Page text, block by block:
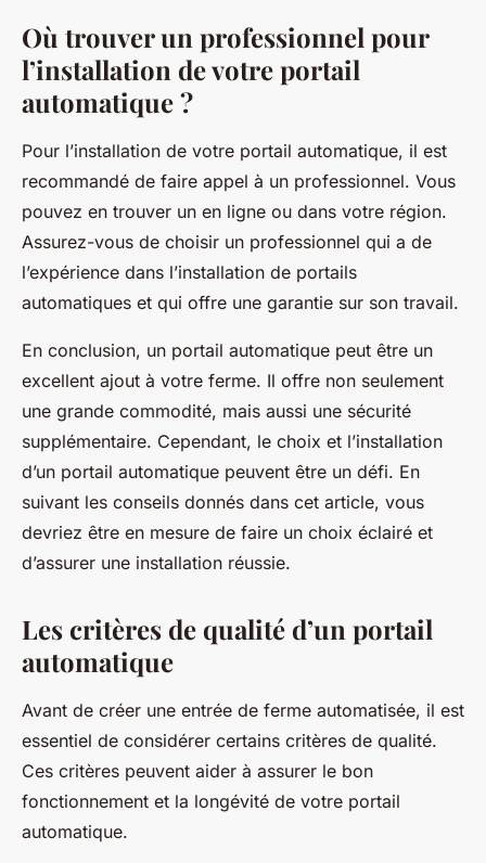
Où trouver un professionnel pour
l’installation de votre portail
automatique ?
Pour l’installation de votre portail automatique, il est
recommandé de faire appel à un professionnel. Vous
pouvez en trouver un en ligne ou dans votre région.
Assurez-vous de choisir un professionnel qui a de
l’expérience dans l’installation de portails
automatiques et qui offre une garantie sur son travail.
En conclusion, un portail automatique peut être un
excellent ajout à votre ferme. Il offre non seulement
une grande commodité, mais aussi une sécurité
supplémentaire. Cependant, le choix et l’installation
d’un portail automatique peuvent être un défi. En
suivant les conseils donnés dans cet article, vous
devriez être en mesure de faire un choix éclairé et
d’assurer une installation réussie.
Les critères de qualité d’un portail
automatique
Avant de créer une entrée de ferme automatisée, il est
essentiel de considérer certains critères de qualité.
Ces critères peuvent aider à assurer le bon
fonctionnement et la longévité de votre portail
automatique.